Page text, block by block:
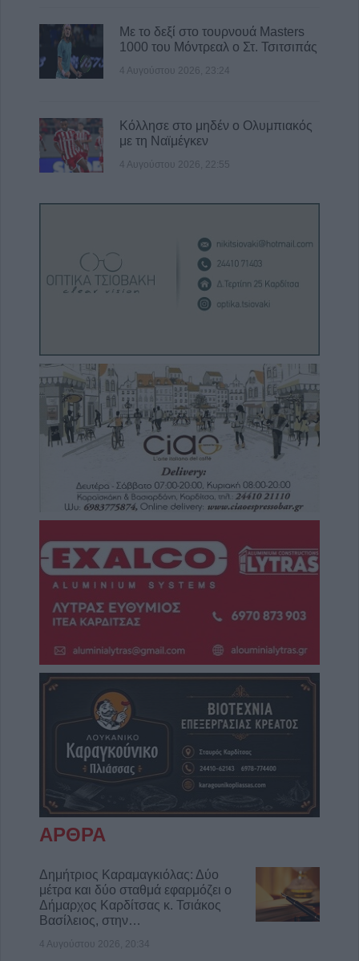
Με το δεξί στο τουρνουά Masters
1000 του Μόντρεαλ ο Στ. Τσιτσιπάς
4 Αυγούστου 2026, 23:24
Κόλλησε στο μηδέν ο Ολυμπιακός
με τη Ναϊμέγκεν
4 Αυγούστου 2026, 22:55
ΑΡΘΡΑ
Δημήτριος Καραμαγκιόλας: Δύο
μέτρα και δύο σταθμά εφαρμόζει ο
Δήμαρχος Καρδίτσας κ. Τσιάκος
Βασίλειος, στην…
4 Αυγούστου 2026, 20:34